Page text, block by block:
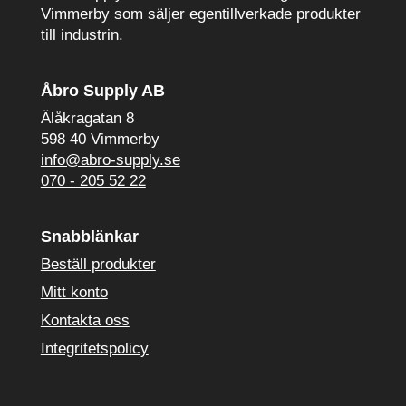
Vimmerby som säljer egentillverkade produkter
till industrin.
Åbro Supply AB
Älåkragatan 8
598 40 Vimmerby
info@abro-supply.se
070 - 205 52 22
Snabblänkar
Beställ produkter
Mitt konto
Kontakta oss
Integritetspolicy